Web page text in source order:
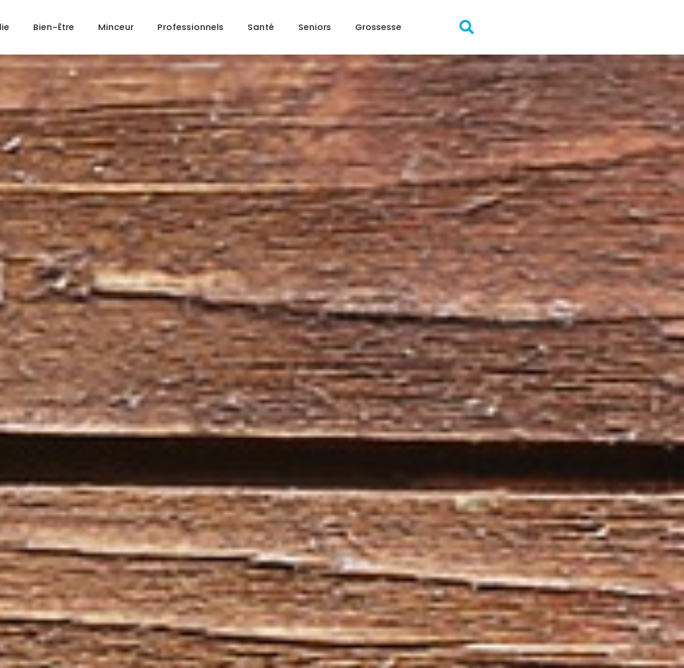
Bien-Être Minceur Professionnels Santé Seniors Grossesse